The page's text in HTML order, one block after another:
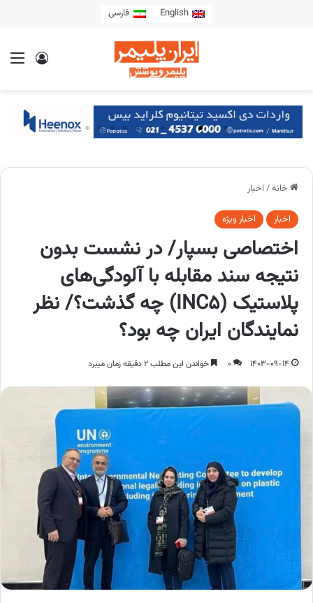
English فارسی
خانه/ اخبار
اخبار اخبار ویژه
اختصاصی بسپار/ در نشست بدون
نتیجه سند مقابله با آلودگی‌های
پلاستیک (INC5) چه گذشت؟/ نظر
نمایندگان ایران چه بود؟
1403-09-14
0 خواندن این مطلب 2 دقیقه زمان میبرد